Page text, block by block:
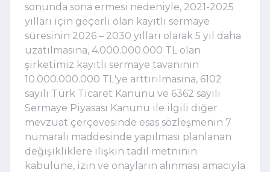
sonunda sona ermesi nedeniyle, 2021-2025
yılları için geçerli olan kayıtlı sermaye
süresinin 2026 – 2030 yılları olarak 5 yıl daha
uzatılmasına, 4.000.000.000 TL olan
şirketimiz kayıtlı sermaye tavanının
10.000.000.000 TL'ye arttırılmasına, 6102
sayılı Türk Ticaret Kanunu ve 6362 sayılı
Sermaye Piyasası Kanunu ile ilgili diğer
mevzuat çerçevesinde esas sözleşmenin 7
numaralı maddesinde yapılması planlanan
değişikliklere ilişkin tadil metninin
kabulüne, izin ve onayların alınması amacıyla